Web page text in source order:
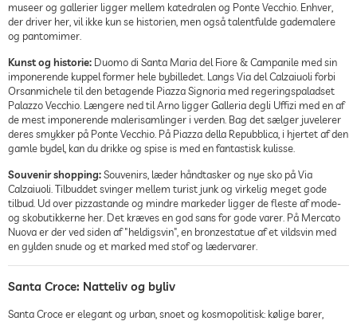
museer og gallerier ligger mellem katedralen og Ponte Vecchio. Enhver,
der driver her, vil ikke kun se historien, men også talentfulde gademalere
og pantomimer.
Kunst og historie: Duomo di Santa Maria del Fiore & Campanile med sin
imponerende kuppel former hele bybilledet. Langs Via del Calzaiuoli forbi
Orsanmichele til den betagende Piazza Signoria med regeringspaladset
Palazzo Vecchio. Længere ned til Arno ligger Galleria degli Uffizi med en af ​​
de mest imponerende malerisamlinger i verden. Bag det sælger juvelerer
deres smykker på Ponte Vecchio. På Piazza della Repubblica, i hjertet af den
gamle bydel, kan du drikke og spise is med en fantastisk kulisse.
Souvenir shopping:Souvenirs, læder håndtasker og nye sko på Via
Calzaiuoli. Tilbuddet svinger mellem turist junk og virkelig meget gode
tilbud. Ud over pizzastande og mindre markeder ligger de fleste af mode-
og skobutikkerne her. Det kræves en god sans for gode varer. På Mercato
Nuova er der ved siden af ​​"heldigsvin", en bronzestatue af et vildsvin med
en gylden snude og et marked med stof og lædervarer.
Santa Croce: Natteliv og byliv
Santa Croce er elegant og urban, snoet og kosmopolitisk: kølige barer,